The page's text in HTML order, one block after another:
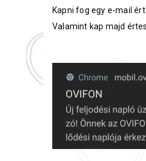
Kapni fog egy e-mail
Valamint kap majd